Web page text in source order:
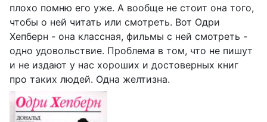
плохо помню его уже. А вообще не стоит она того,
чтобы о ней читать или смотреть. Вот Одри
Хепберн - она классная, фильмы с ней смотреть -
одно удовольствие. Проблема в том, что не пишут
и не издают у нас хороших и достоверных книг
про таких людей. Одна желтизна.